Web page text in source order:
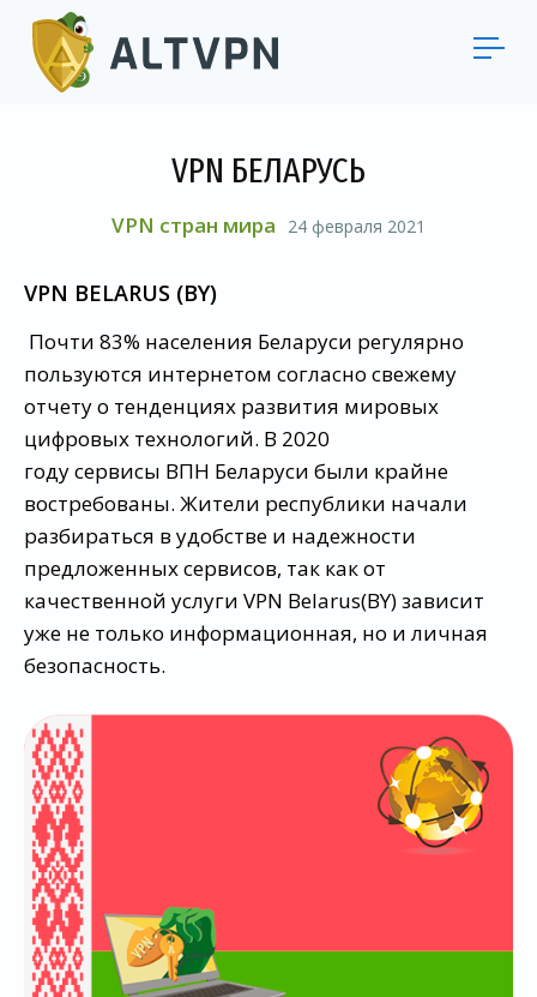
VPN БЕЛАРУСЬ
VPN стран мира 24 февраля 2021
VPN BELARUS (BY)
Почти 83% населения Беларуси регулярно
пользуются интернетом согласно свежему
отчету о тенденциях развития мировых
цифровых технологий. В 2020
году сервисы ВПН Беларуси были крайне
востребованы. Жители республики начали
разбираться в удобстве и надежности
предложенных сервисов, так как от
качественной услуги VPN Belarus(BY) зависит
уже не только информационная, но и личная
безопасность.